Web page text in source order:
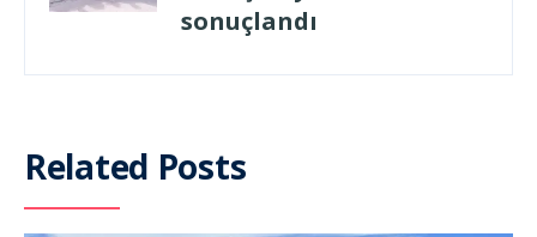
sonuçlandı
Related Posts